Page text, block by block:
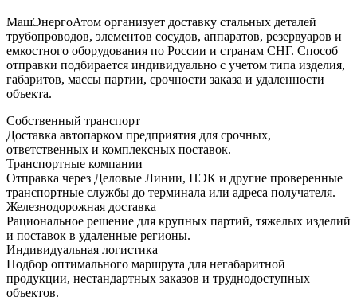
МашЭнергоАтом организует доставку стальных деталей
трубопроводов, элементов сосудов, аппаратов, резервуаров и
емкостного оборудования по России и странам СНГ. Способ
отправки подбирается индивидуально с учетом типа изделия,
габаритов, массы партии, срочности заказа и удаленности
объекта.
Собственный транспорт
Доставка автопарком предприятия для срочных,
ответственных и комплексных поставок.
Транспортные компании
Отправка через Деловые Линии, ПЭК и другие проверенные
транспортные службы до терминала или адреса получателя.
Железнодорожная доставка
Рациональное решение для крупных партий, тяжелых изделий
и поставок в удаленные регионы.
Индивидуальная логистика
Подбор оптимального маршрута для негабаритной
продукции, нестандартных заказов и труднодоступных
объектов.